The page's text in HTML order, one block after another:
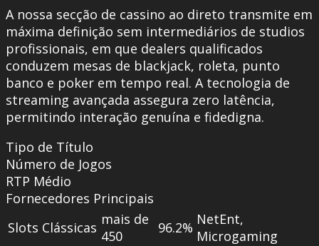
A nossa secção de cassino ao direto transmite em
máxima definição sem intermediários de studios
profissionais, em que dealers qualificados
conduzem mesas de blackjack, roleta, punto
banco e poker em tempo real. A tecnologia de
streaming avançada assegura zero latência,
permitindo interação genuína e fidedigna.
Tipo de Título
Número de Jogos
RTP Médio
Fornecedores Principais
Slots Clássicas mais de
450
96.2% NetEnt,
Microgaming